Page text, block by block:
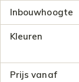
Inbouwhoogte
Kleuren
Prijs vanaf